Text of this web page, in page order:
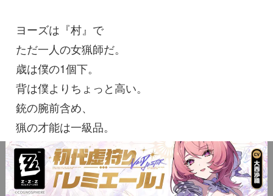
ヨーズは『村』で
ただ一人の女猟師だ。
歳は僕の1個下。
背は僕よりちょっと高い。
銃の腕前含め、
猟の才能は一級品。
猟師は寡黙なものだけど、
ヨーズはその程度がひどい。